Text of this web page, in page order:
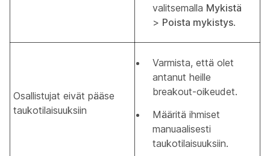
valitsemalla Mykistä
> Poista mykistys.
Osallistujat eivät pääse
taukotilaisuuksiin
Varmista, että olet
antanut heille
breakout-oikeudet.
Määritä ihmiset
manuaalisesti
taukotilaisuuksiin.